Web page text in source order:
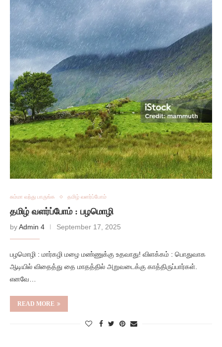
சும்மா வந்து பாருங்க தமிழ் வளர்ப்போம்
தமிழ் வளர்ப்போம் : பழமொழி
byAdmin 4 September 17, 2025
பழமொழி : மார்கழி மழை மண்ணுக்கு உதவாது! விளக்கம் : பொதுவாக
ஆடியில் விதைத்து தை மாதத்தில் அறுவடைக்கு காத்திருப்பார்கள்.
எனவே…
READ MORE